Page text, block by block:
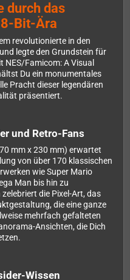
durch das
Bit-Ära
revolutionierte in den
legte den Grundstein für
Famicom: A Visual
Du ein monumentales
Pracht dieser legendären
präsentiert.
und Retro-Fans
mm x 230 mm) erwartet
von über 170 klassischen
wie Super Mario
Man bis hin zu
die Pixel-Art, das
die eine ganze
mehrfach gefalteten
Ansichten, die Dich
Wissen